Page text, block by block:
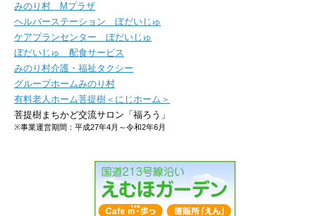
みのり村 Mプラザ
ヘルパーステーション ぼだいじゅ
ケアプランセンター ぼだいじゅ
ぼだいじゅ 配食サービス
みのり村介護・福祉タクシー
グループホームみのり村
有料老人ホーム菩提樹＜にじホーム＞
菩提樹まちかど交流サロン「福ろう」
※事業運営期間：平成27年4月～令和2年6月